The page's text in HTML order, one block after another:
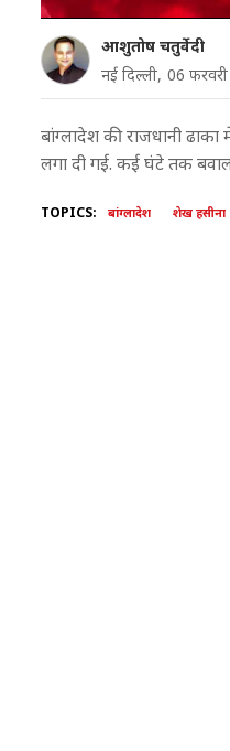
आशुतोष चतुर्वेदी
नई दिल्ली, 06
बांग्लादेश की राजधानी
लगा दी गई. कई घंटे तक
TOPICS: बांग्लादेश शेख हसीना